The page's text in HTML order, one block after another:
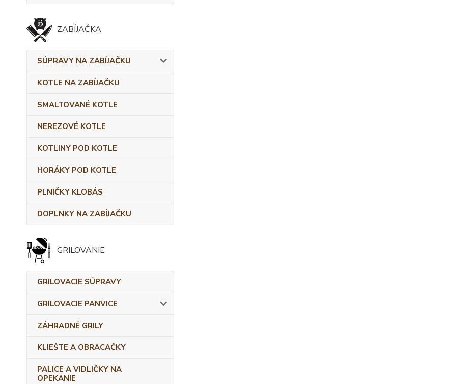
ZABÍJAČKA
SÚPRAVY NA ZABÍJAČKU
KOTLE NA ZABÍJAČKU
SMALTOVANÉ KOTLE
NEREZOVÉ KOTLE
KOTLINY POD KOTLE
HORÁKY POD KOTLE
PLNIČKY KLOBÁS
DOPLNKY NA ZABÍJAČKU
GRILOVANIE
GRILOVACIE SÚPRAVY
GRILOVACIE PANVICE
ZÁHRADNÉ GRILY
KLIEŠTE A OBRACAČKY
PALICE A VIDLIČKY NA
OPEKANIE